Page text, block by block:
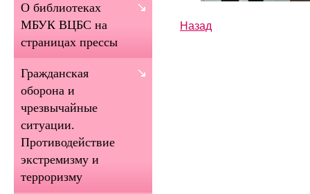
Назад
О библиотеках
МБУК ВЦБС на
страницах прессы
Гражданская
оборона и
чрезвычайные
ситуации.
Противодействие
экстремизму и
терроризму